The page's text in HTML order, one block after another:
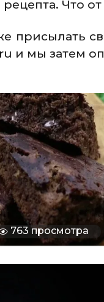
Что
присылать
и мы затем
763 просмотра